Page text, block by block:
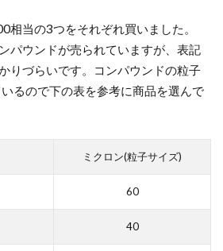
の3つをそれぞれ買いました。
パウンドが売られていますが、表記
りづらいです。コンパウンドの粒子
るので下の表を参考に商品を選んで
ミクロン(粒子サイズ)
60
40